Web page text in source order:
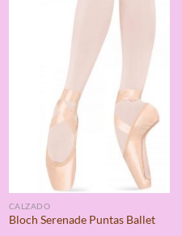
CALZADO
Bloch Serenade Puntas Ballet